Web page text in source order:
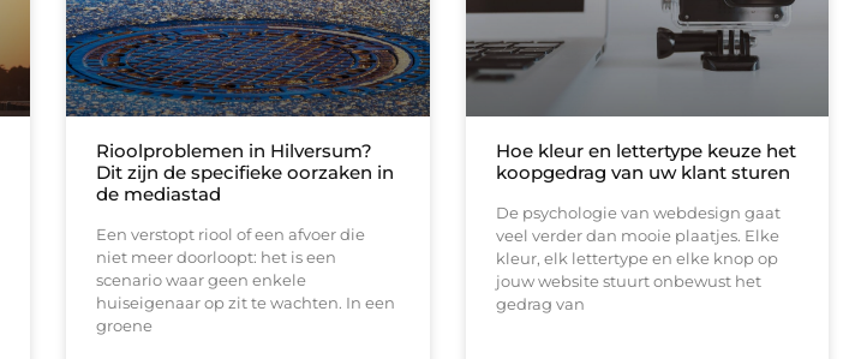
Rioolproblemen in Hilversum?
Dit zijn de specifieke oorzaken in
de mediastad
Een verstopt riool of een afvoer die
niet meer doorloopt: het is een
scenario waar geen enkele
huiseigenaar op zit te wachten. In een
groene
Hoe kleur en lettertype keuze het
koopgedrag van uw klant sturen
De psychologie van webdesign gaat
veel verder dan mooie plaatjes. Elke
kleur, elk lettertype en elke knop op
jouw website stuurt onbewust het
gedrag van